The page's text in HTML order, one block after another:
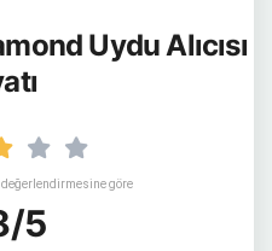
Uydu Alıcısı
değerlendirmesine göre
5